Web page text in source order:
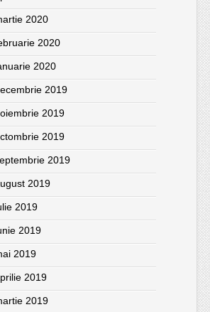
2020
2020
2020
2019
2019
2019
2019
2019
2019
2019
2019
2019
2019